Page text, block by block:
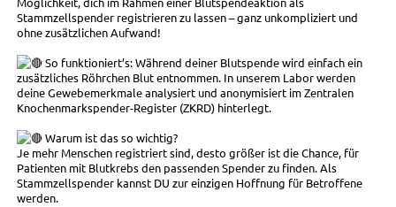
Stammzellspender registrieren zu lassen – ganz unkompliziert und
ohne zusätzlichen Aufwand!
So funktioniert’s: Während deiner Blutspende wird einfach ein
zusätzliches Röhrchen Blut entnommen. In unserem Labor werden
deine Gewebemerkmale analysiert und anonymisiert im Zentralen
Knochenmarkspender-Register (ZKRD) hinterlegt.
Warum ist das so wichtig?
Je mehr Menschen registriert sind, desto größer ist die Chance, für
Patienten mit Blutkrebs den passenden Spender zu finden. Als
Stammzellspender kannst DU zur einzigen Hoffnung für Betroffene
werden.